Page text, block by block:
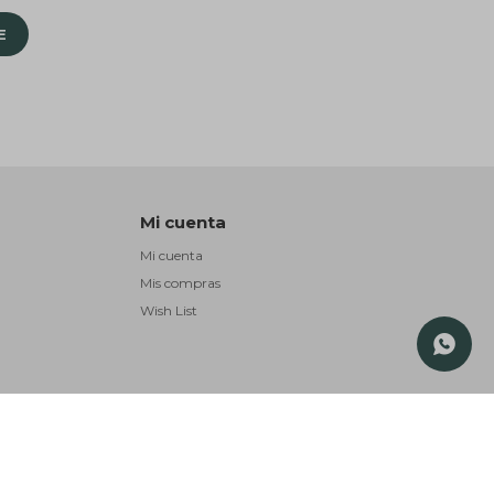
Mi cuenta
Mi cuenta
Mis compras
Wish List